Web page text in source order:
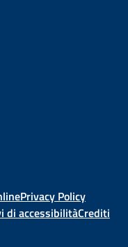
Privacy Policy
di accessibilitàCrediti